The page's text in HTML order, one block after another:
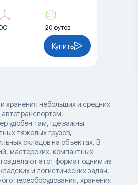
DC 20 футов
Купить
хранения небольших и средних
удобен там, где важны
тяжёлых грузов,
складов на объектах. В
мастерских, компактных
делают этот формат одним из
и логистических задач,
переоборудования, хранения